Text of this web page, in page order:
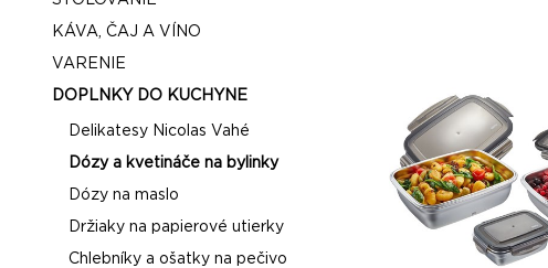
KÁVA, ČAJ A VÍNO
VARENIE
DOPLNKY DO KUCHYNE
Delikatesy Nicolas Vahé
Dózy a kvetináče na bylinky
Dózy na maslo
Držiaky na papierové utierky
Chlebníky a ošatky na pečivo